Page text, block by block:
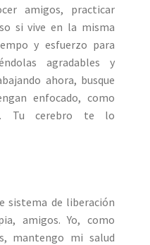
amigos, practicar
si vive en la misma
y esfuerzo para
agradables y
ahora, busque
enfocado, como
Tu cerebro te lo
sistema de liberación
amigos. Yo, como
mantengo mi salud